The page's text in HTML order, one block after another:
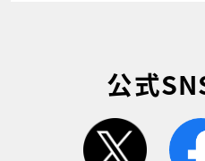
公式
twitter